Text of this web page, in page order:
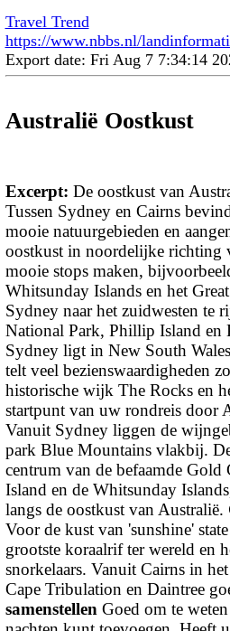
Travel Trend
https://www.nbbs.nl/
Export date: Fri Aug 7 7:34:14
Australië Oostkust
Excerpt: De oostkust van
Tussen Sydney en Cairns
mooie natuurgebieden en
oostkust in noordelijke richting
mooie stops maken,
Whitsunday Islands en het
Sydney naar het zuidwesten te
National Park, Phillip Island en
Sydney ligt in New South
telt veel bezienswaardigheden
historische wijk The Rocks en
startpunt van uw rondreis door
Vanuit Sydney liggen de
park Blue Mountains vlakbij.
centrum van de befaamde Gold
Island en de Whitsunday
langs de oostkust van Australië.
Voor de kust van 'sunshine'
grootste koraalrif ter wereld en
snorkelaars. Vanuit Cairns in
Cape Tribulation en Daintree
samenstellen Goed om te